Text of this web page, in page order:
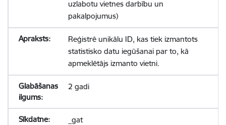
uzlabotu vietnes darbību un
pakalpojumus)
Reģistrē unikālu ID, kas tiek izmantots
statistisko datu iegūšanai par to, kā
apmeklētājs izmanto vietni.
2 gadi
_gat